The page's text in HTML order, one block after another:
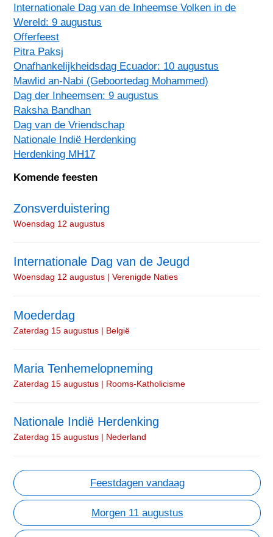
Internationale Dag van de Inheemse Volken in de
Wereld: 9 augustus
Offerfeest
Pitra Paksj
Onafhankelijkheidsdag Ecuador: 10 augustus
Mawlid an-Nabi (Geboortedag Mohammed)
Dag der Inheemsen: 9 augustus
Raksha Bandhan
Dag van de Vriendschap
Nationale Indië Herdenking
Herdenking MH17
Komende feesten
Zonsverduistering
Woensdag 12 augustus
Internationale Dag van de Jeugd
Woensdag 12 augustus | Verenigde Naties
Moederdag
Zaterdag 15 augustus | België
Maria Tenhemelopneming
Zaterdag 15 augustus | Rooms-Katholicisme
Nationale Indië Herdenking
Zaterdag 15 augustus | Nederland
Feestdagen vandaag
Morgen 11 augustus